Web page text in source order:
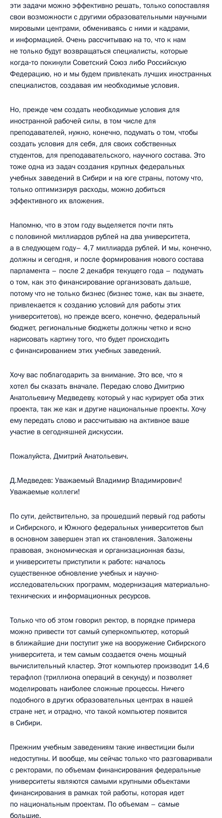
эти задачи можно эффективно решать, только сопоставляя
свои возможности с другими образовательными научными
мировыми центрами, обмениваясь с ними и кадрами,
и информацией. Очень рассчитываю на то, что к нам
не только будут возвращаться специалисты, которые
когда‑то покинули Советский Союз либо Российскую
Федерацию, но и мы будем привлекать лучших иностранных
специалистов, создавая им необходимые условия.
Но, прежде чем создать необходимые условия для
иностранной рабочей силы, в том числе для
преподавателей, нужно, конечно, подумать о том, чтобы
создать условия для себя, для своих собственных
студентов, для преподавательского, научного состава. Это
тоже одна из задач создания крупных федеральных
учебных заведений в Сибири и на юге страны, потому что,
только оптимизируя расходы, можно добиться
эффективного их вложения.
Напомню, что в этом году выделяется почти пять
с половиной миллиардов рублей на два университета,
а в следующем году– 4,7 миллиарда рублей. И мы, конечно,
должны и сегодня, и после формирования нового состава
парламента – после 2 декабря текущего года – подумать
о том, как это финансирование организовать дальше,
потому что не только бизнес (бизнес тоже, как вы знаете,
привлекается к созданию условий для работы этих
университетов), но прежде всего, конечно, федеральный
бюджет, региональные бюджеты должны четко и ясно
нарисовать картину того, что будет происходить
с финансированием этих учебных заведений.
Хочу вас поблагодарить за внимание. Это все, что я
хотел бы сказать вначале. Передаю слово Дмитрию
Анатольевичу Медведеву, который у нас курирует оба этих
проекта, так же как и другие национальные проекты. Хочу
ему передать слово и рассчитываю на активное ваше
участие в сегодняшней дискуссии.
Пожалуйста, Дмитрий Анатольевич.
Д.Медведев: Уважаемый Владимир Владимирович!
Уважаемые коллеги!
По сути, действительно, за прошедший первый год работы
и Сибирского, и Южного федеральных университетов был
в основном завершен этап их становления. Заложены
правовая, экономическая и организационная базы,
и университеты приступили к работе: началось
существенное обновление учебных и научно-
исследовательских программ, модернизация материально-
технических и информационных ресурсов.
Только что об этом говорил ректор, в порядке примера
можно привести тот самый суперкомпьютер, который
в ближайшие дни поступит уже на вооружение Сибирского
университета, и тем самым создается очень мощный
вычислительный кластер. Этот компьютер производит 14,6
терафлоп (триллиона операций в секунду) и позволяет
моделировать наиболее сложные процессы. Ничего
подобного в других образовательных центрах в нашей
стране нет, и отрадно, что такой компьютер появится
в Сибири.
Прежним учебным заведениям такие инвестиции были
недоступны. И вообще, мы сейчас только что разговаривали
с ректорами, по объемам финансирования федеральные
университеты являются самыми крупными объектами
финансирования в рамках той работы, которая идет
по национальным проектам. По объемам – самые
большие.